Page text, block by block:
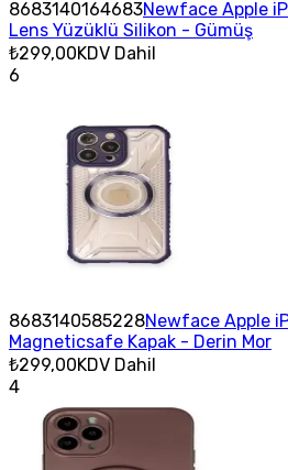
8683140164683Newface Apple
Lens Yüzüklü Silikon - Gümüş
₺299,00KDV Dahil
6
8683140585228Newface Apple
Magneticsafe Kapak - Derin Mor
₺299,00KDV Dahil
4